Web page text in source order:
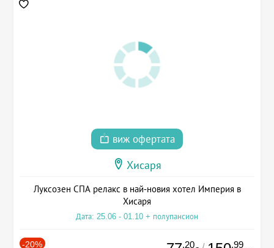
виж офертата
Хисаря
Луксозен СПА релакс в най-новия хотел Империя в
Хисаря
Дата: 25.06 - 01.10 + полупансион
-20% .20 .99